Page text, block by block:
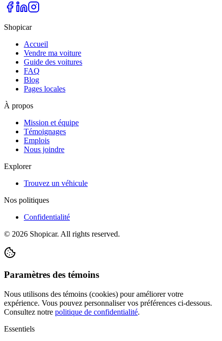
Shopicar
Accueil
Vendre ma voiture
Guide des voitures
FAQ
Blog
Pages locales
À propos
Mission et équipe
Témoignages
Emplois
Nous joindre
Explorer
Trouvez un véhicule
Nos politiques
Confidentialité
© 2026 Shopicar. All rights reserved.
Paramètres des témoins
Nous utilisons des témoins (cookies) pour améliorer votre
expérience. Vous pouvez personnaliser vos préférences ci-dessous.
Consultez notre politique de confidentialité.
Essentiels